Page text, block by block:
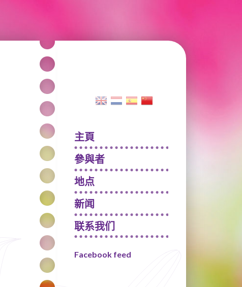
主頁
參與者
地点
新闻
联系我们
Facebook feed